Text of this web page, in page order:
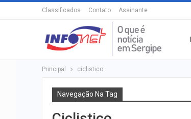
Classificados Contato Assinante
Principal ciclistico
Navegação Na Tag